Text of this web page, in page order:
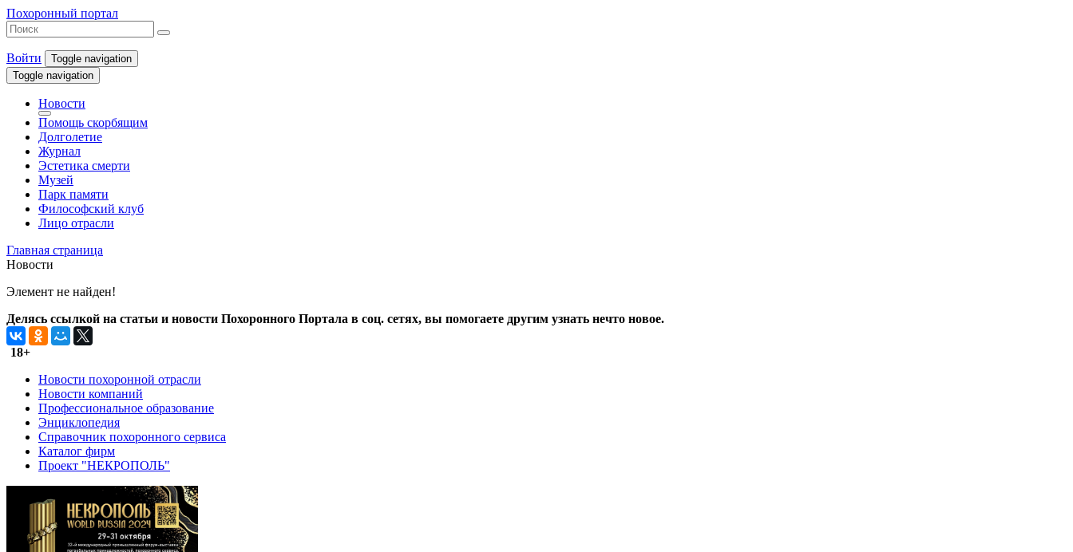
Похоронный портал
Войти
Toggle navigation
Toggle navigation
Новости
Помощь скорбящим
Долголетие
Журнал
Эстетика смерти
Музей
Парк памяти
Философский клуб
Лицо отрасли
Главная страница
Новости
Элемент не найден!
Делясь ссылкой на статьи и новости Похоронного Портала в соц. сетях, вы помогаете другим узнать нечто новое.
18+
Новости похоронной отрасли
Новости компаний
Профессиональное образование
Энциклопедия
Справочник похоронного сервиса
Каталог фирм
Проект "НЕКРОПОЛЬ"